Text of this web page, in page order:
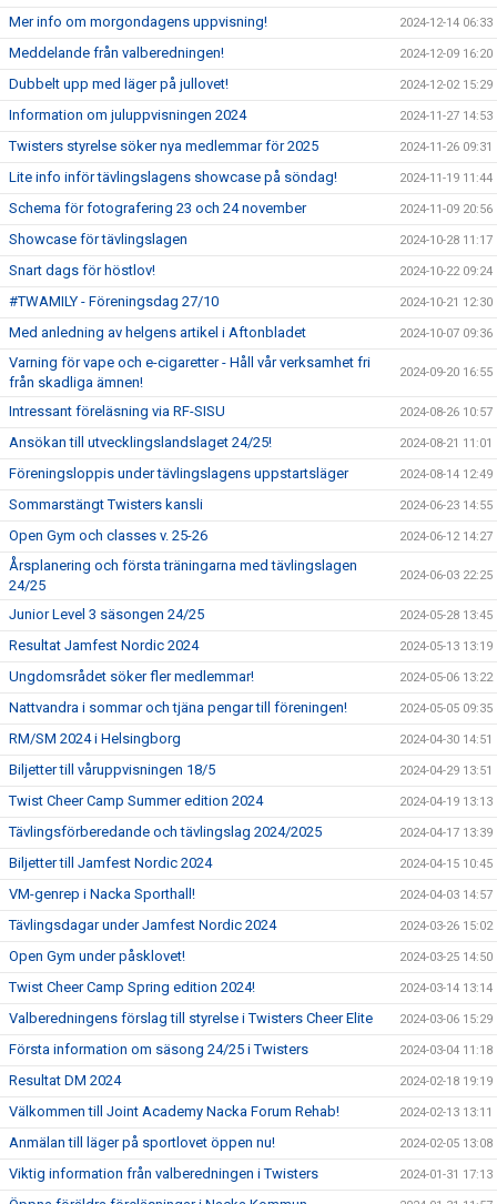
Mer info om morgondagens uppvisning! 2024-12-14 06:33
Meddelande från valberedningen! 2024-12-09 16:20
Dubbelt upp med läger på jullovet! 2024-12-02 15:29
Information om juluppvisningen 2024 2024-11-27 14:53
Twisters styrelse söker nya medlemmar för 2025 2024-11-26 09:31
Lite info inför tävlingslagens showcase på söndag! 2024-11-19 11:44
Schema för fotografering 23 och 24 november 2024-11-09 20:56
Showcase för tävlingslagen 2024-10-28 11:17
Snart dags för höstlov! 2024-10-22 09:24
#TWAMILY - Föreningsdag 27/10 2024-10-21 12:30
Med anledning av helgens artikel i Aftonbladet 2024-10-07 09:36
Varning för vape och e-cigaretter - Håll vår verksamhet fri
från skadliga ämnen!
2024-09-20 16:55
Intressant föreläsning via RF-SISU 2024-08-26 10:57
Ansökan till utvecklingslandslaget 24/25! 2024-08-21 11:01
Föreningsloppis under tävlingslagens uppstartsläger 2024-08-14 12:49
Sommarstängt Twisters kansli 2024-06-23 14:55
Open Gym och classes v. 25-26 2024-06-12 14:27
Årsplanering och första träningarna med tävlingslagen
24/25
2024-06-03 22:25
Junior Level 3 säsongen 24/25 2024-05-28 13:45
Resultat Jamfest Nordic 2024 2024-05-13 13:19
Ungdomsrådet söker fler medlemmar! 2024-05-06 13:22
Nattvandra i sommar och tjäna pengar till föreningen! 2024-05-05 09:35
RM/SM 2024 i Helsingborg 2024-04-30 14:51
Biljetter till våruppvisningen 18/5 2024-04-29 13:51
Twist Cheer Camp Summer edition 2024 2024-04-19 13:13
Tävlingsförberedande och tävlingslag 2024/2025 2024-04-17 13:39
Biljetter till Jamfest Nordic 2024 2024-04-15 10:45
VM-genrep i Nacka Sporthall! 2024-04-03 14:57
Tävlingsdagar under Jamfest Nordic 2024 2024-03-26 15:02
Open Gym under påsklovet! 2024-03-25 14:50
Twist Cheer Camp Spring edition 2024! 2024-03-14 13:14
Valberedningens förslag till styrelse i Twisters Cheer Elite 2024-03-06 15:29
Första information om säsong 24/25 i Twisters 2024-03-04 11:18
Resultat DM 2024 2024-02-18 19:19
Välkommen till Joint Academy Nacka Forum Rehab! 2024-02-13 13:11
Anmälan till läger på sportlovet öppen nu! 2024-02-05 13:08
Viktig information från valberedningen i Twisters 2024-01-31 17:13